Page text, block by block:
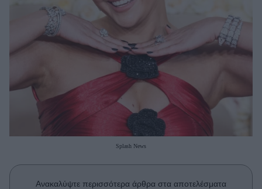
Σχέσεις & Σεξ
Woman Power
Parenting
Working Girl
Real Women
Πρόσωπα
Celebrities
Συνεντεύξεις
Splash News
Ανακαλύψτε περισσότερα άρθρα στα αποτελέσματα